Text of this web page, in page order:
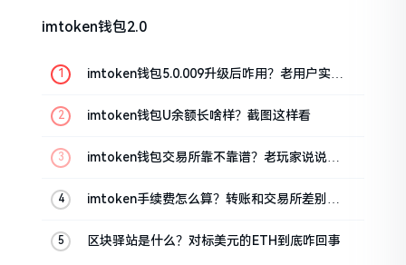
imtoken钱包2.0
imtoken钱包5.0.009升级后咋用？老用户实测
imtoken钱包U余额长啥样？截图这样看
imtoken钱包交易所靠不靠谱？老玩家说说心
imtoken手续费怎么算？转账和交易所差别大
区块驿站是什么？对标美元的ETH到底咋回事